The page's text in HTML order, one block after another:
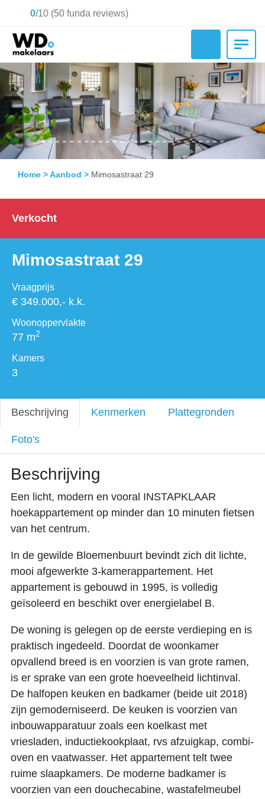
0/10 (50 funda reviews)
Previous
Home >Aanbod > Mimosastraat 29
Verkocht
Mimosastraat 29
Vraagprijs
€ 349.000,- k.k.
Woonoppervlakte
77 m2
Kamers
3
Beschrijving Kenmerken Plattegronden
Foto's
Beschrijving
Een licht, modern en vooral INSTAPKLAAR
hoekappartement op minder dan 10 minuten fietsen
van het centrum.
In de gewilde Bloemenbuurt bevindt zich dit lichte,
mooi afgewerkte 3-kamerappartement. Het
appartement is gebouwd in 1995, is volledig
geïsoleerd en beschikt over energielabel B.
De woning is gelegen op de eerste verdieping en is
praktisch ingedeeld. Doordat de woonkamer
opvallend breed is en voorzien is van grote ramen,
is er sprake van een grote hoeveelheid lichtinval.
De halfopen keuken en badkamer (beide uit 2018)
zijn gemoderniseerd. De keuken is voorzien van
inbouwapparatuur zoals een koelkast met
vriesladen, inductiekookplaat, rvs afzuigkap, combi-
oven en vaatwasser. Het appartement telt twee
ruime slaapkamers. De moderne badkamer is
voorzien van een douchecabine, wastafelmeubel